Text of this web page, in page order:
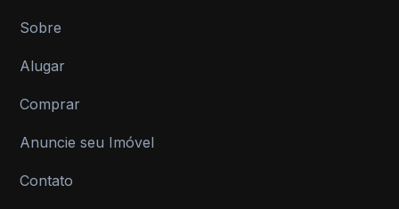
Sobre
Alugar
Comprar
Anuncie seu Imóvel
Contato